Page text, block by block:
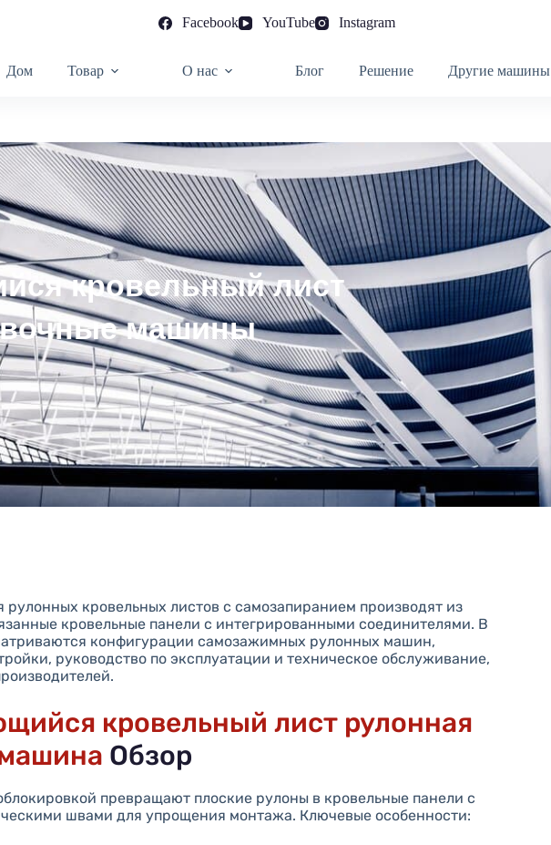
Facebook YouTube Instagram
Дом Товар О нас Блог Решение Другие машины
кровельный лист
машины
кровельных листов с самозапиранием производят из
кровельные панели с интегрированными соединителями. В
конфигурации самозажимных рулонных машин,
руководство по эксплуатации и техническое обслуживание,
кровельный лист рулонная
Обзор
превращают плоские рулоны в кровельные панели с
швами для упрощения монтажа. Ключевые особенности: